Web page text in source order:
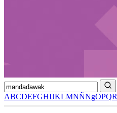
ABCDEFGHIJKLMNÑNgOPQR